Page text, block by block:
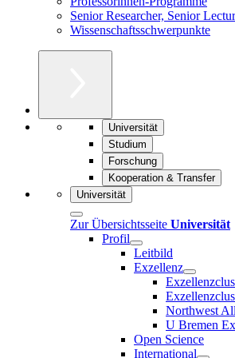
Senior Researcher, Senior
Wissenschaftsschwerpunkte
Universität
Studium
Forschung
Kooperation & Transfer
Universität
Zur Übersichtsseite Universität
Profil
Leitbild
Exzellenz
Northwest
U Bremen
Open Science
International